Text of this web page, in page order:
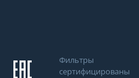
Фильтры
сертифицированы